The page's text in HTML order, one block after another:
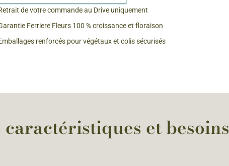
Semences & Graines Spéciales Fraîcheur
d’Antan
Bulbes de fleurs de A à Z
de votre commande au Drive uniquement
Ferriere Fleurs 100 % croissance et floraison
renforcés pour végétaux et colis sécurisés
et besoins